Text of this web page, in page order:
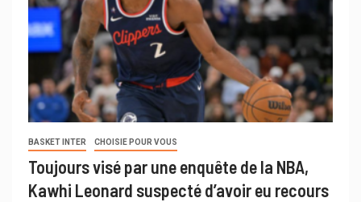
BASKET INTER CHOISIE POUR VOUS
Toujours visé par une enquête de la NBA,
Kawhi Leonard suspecté d’avoir eu recours